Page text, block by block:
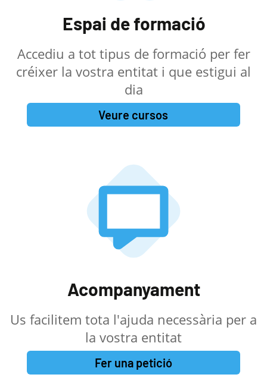
Espai de formació
Accediu a tot tipus de formació per fer
créixer la vostra entitat i que estigui al
dia
Veure cursos
Acompanyament
Us facilitem tota l'ajuda necessària per a
la vostra entitat
Fer una petició